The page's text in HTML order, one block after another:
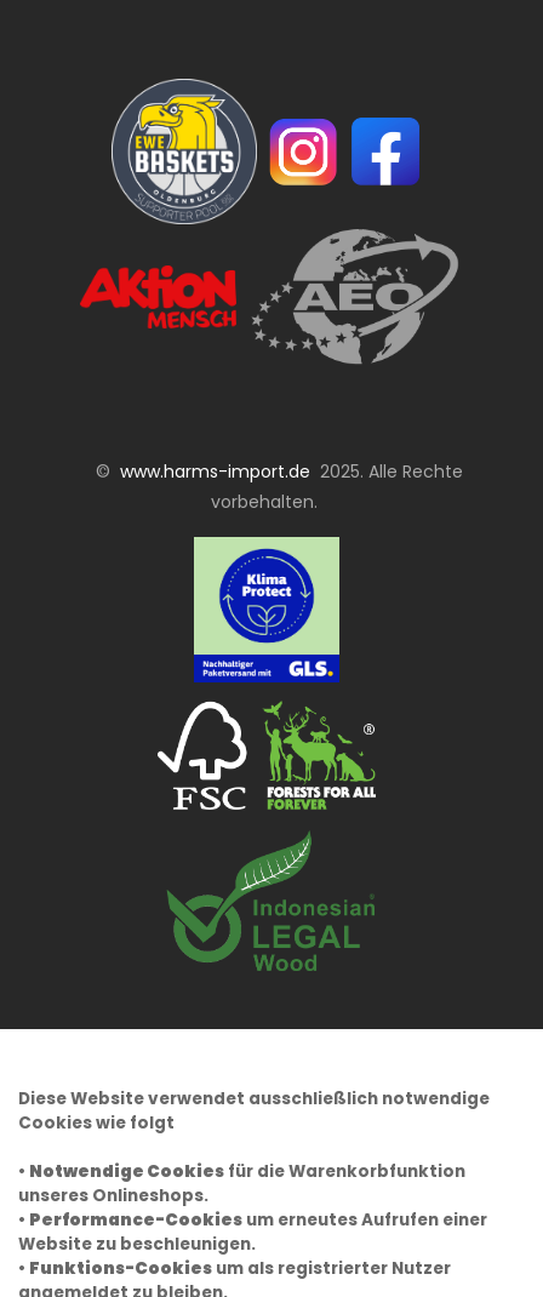
© www.harms-import.de 2025. Alle Rechte
vorbehalten.
Diese Website verwendet ausschließlich notwendige
Cookies wie folgt
• Notwendige Cookies für die Warenkorbfunktion
unseres Onlineshops.
• Performance-Cookies um erneutes Aufrufen einer
Website zu beschleunigen.
• Funktions-Cookies um als registrierter Nutzer